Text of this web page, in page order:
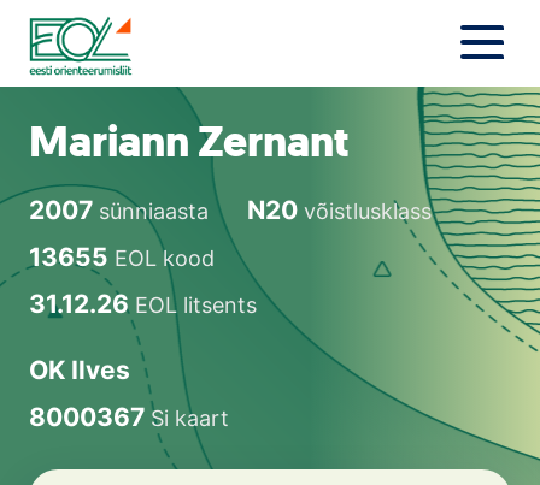
Liigu
sisu
juurde
Estonian Orienteering Federation
Uudised
Orienteerujale
Eesti Orienteerumine 100!
Toetamine
Telli litsents!
Mariann Zernant
2007 sünniaasta N20 võistlusklass
13655 EOL kood
31.12.26 EOL litsents
OK Ilves
8000367 Si kaart